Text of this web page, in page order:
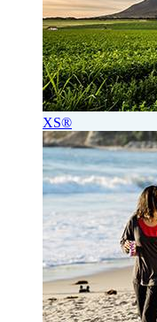
XS®